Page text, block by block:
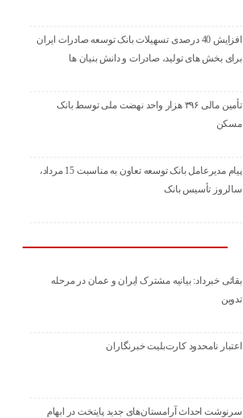
افزایش 40 درصدی تسهیلات بانک توسعه صادرات ایران
برای بخش های تولید، صادرات و دانش بنیان ها
تأمین مالی ۳۹۶ هزار واحد نهضت ملی توسط بانک
مسکن
پیام مدیرعامل بانک توسعه تعاون به مناسبت 15 مرداد،
سالروز تأسیس بانک
بقائی خبرداد: بیانیه مشترک ایران و عمان در مرحله
تدوین
اعتبار نامحدود کارت‌بلیت خبرنگاران
سرنوشت احداث آرامستان‌های جدید پایتخت در ابهام